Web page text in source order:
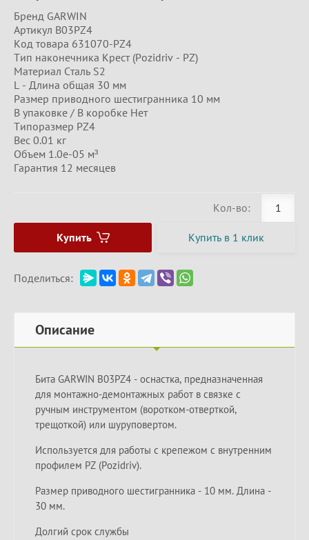
Бренд GARWIN
Артикул B03PZ4
Код товара 631070-PZ4
Тип наконечника Крест (Pozidriv - PZ)
Материал Сталь S2
L - Длина общая 30 мм
Размер приводного шестигранника 10 мм
В упаковке / В коробке Нет
Типоразмер PZ4
Вес 0.01 кг
Объем 1.0e-05 м³
Гарантия 12 месяцев
Кол-во:
Купить Купить в 1 клик
Поделиться:
Описание
Бита GARWIN B03PZ4 - оснастка, предназначенная
для монтажно-демонтажных работ в связке с
ручным инструментом (воротком-отверткой,
трещоткой) или шуруповертом.
Используется для работы с крепежом с внутренним
профилем PZ (Pozidriv).
Размер приводного шестигранника - 10 мм. Длина -
30 мм.
Долгий срок службы